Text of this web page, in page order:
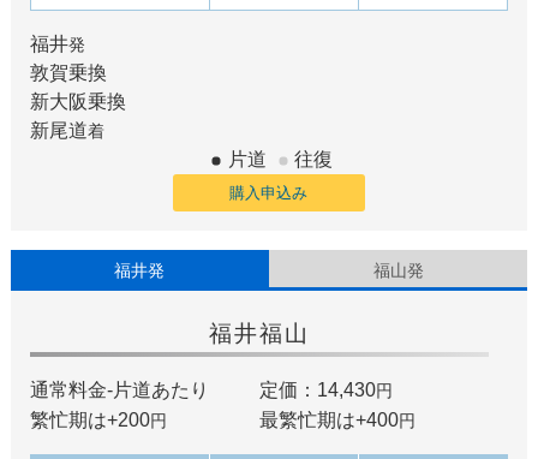
福井発
敦賀乗換
新大阪乗換
新尾道着
片道 往復
購入申込み
福井発 福山発
福井福山
通常料金-片道あたり 定価：14,430円
繁忙期は+200円 最繁忙期は+400円